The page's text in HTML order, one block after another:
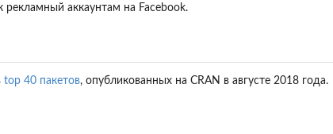
рекламный аккаунтам на Facebook.
top 40 пакетов, опубликованных на CRAN в августе 2018 года.